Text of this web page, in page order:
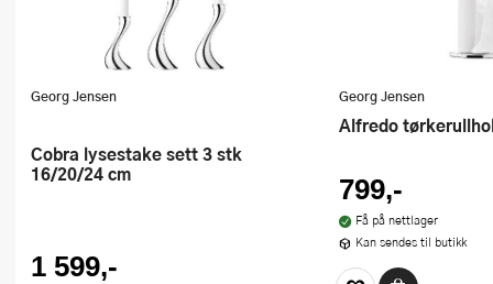
Georg Jensen
Cobra lysestake sett 3 stk
16/20/24 cm
1 599,-
Georg Jensen
Alfredo
799,-
Få på nettlager
Kan sendes til butikk